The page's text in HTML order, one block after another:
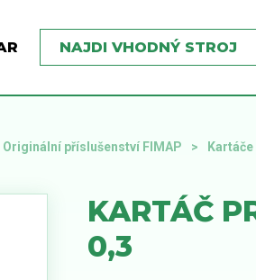
NAJDI VHODNÝ STROJ
Originální příslušenství FIMAP Kartáče
KARTÁČ
0,3